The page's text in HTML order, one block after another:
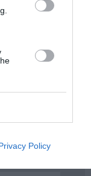
Policy
νέα για